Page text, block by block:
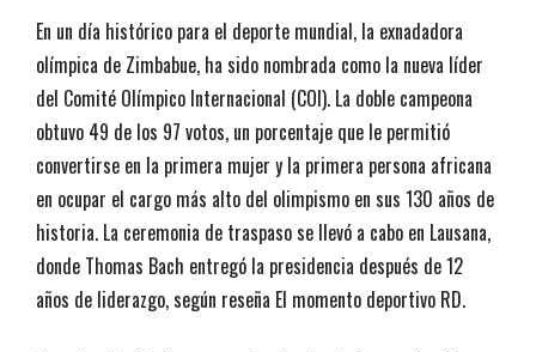
En un día histórico para el deporte mundial, la exnadadora
olímpica de Zimbabue, ha sido nombrada como la nueva líder
del Comité Olímpico Internacional (COI). La doble campeona
obtuvo 49 de los 97 votos, un porcentaje que le permitió
convertirse en la primera mujer y la primera persona africana
en ocupar el cargo más alto del olimpismo en sus 130 años de
historia. La ceremonia de traspaso se llevó a cabo en Lausana,
donde Thomas Bach entregó la presidencia después de 12
años de liderazgo, según reseña El momento deportivo RD.